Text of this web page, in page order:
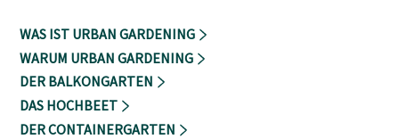
WAS IST URBAN GARDENING
WARUM URBAN GARDENING
DER BALKONGARTEN
DAS HOCHBEET
DER CONTAINERGARTEN